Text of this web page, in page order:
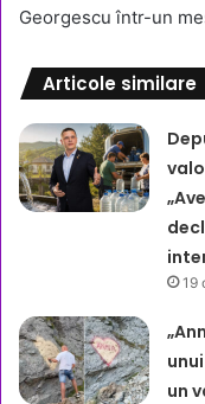
Georgescu într-un
Articole similare
19
un